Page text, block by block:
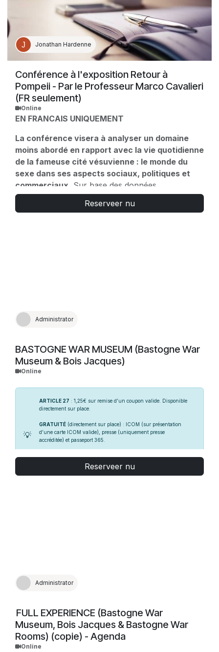
Jonathan Hardenne
Conférence à l'exposition Retour à
Pompeii - Par le Professeur Marco Cavalieri
(FR seulement)
Online
EN FRANCAIS UNIQUEMENT
La conférence visera à analyser un domaine
moins abordé en rapport avec la vie quotidienne
de la fameuse cité vésuvienne : le monde du
sexe dans ses aspects sociaux, politiques et
commerciaux. Sur base des données
archéologiques issues des fouilles de boutiques,
maisons et lupanars, la vie des femmes
Reserveer nu
Administrator
BASTOGNE WAR MUSEUM (Bastogne War
Museum & Bois Jacques)
Online
💡
ARTICLE 27 : 1,25€ sur remise d’un coupon valide. Disponible
directement sur place.
GRATUITÉ (directement sur place) : ICOM (sur présentation
d’une carte ICOM valide), presse (uniquement presse
accréditée) et passeport 365.
sur “Avez-vous un code de réduction ?” après avoir validé votre
Reserveer nu
Administrator
FULL EXPERIENCE (Bastogne War
Museum, Bois Jacques & Bastogne War
Rooms) (copie) - Agenda
Online